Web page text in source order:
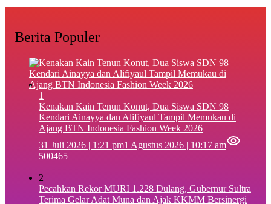
Berita Populer
1
‎Kenakan Kain Tenun Konut, Dua Siswa SDN 98
Kendari Ainayya dan Alifiyaul Tampil Memukau di
Ajang BTN Indonesia Fashion Week 2026
31 Juli 2026 | 1:21 pm1 Agustus 2026 | 10:17 am
500465
2
Pecahkan Rekor MURI 1.228 Dulang, Gubernur Sultra
Terima Gelar Adat Muna dan Ajak KKMM Bersinergi